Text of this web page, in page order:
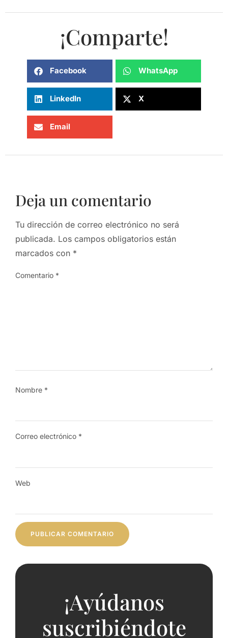
¡Comparte!
Facebook WhatsApp
LinkedIn X
Email
Deja un comentario
Tu dirección de correo electrónico no será
publicada. Los campos obligatorios están
marcados con *
Comentario *
Nombre *
Correo electrónico *
Web
¡Ayúdanos
suscribiéndote